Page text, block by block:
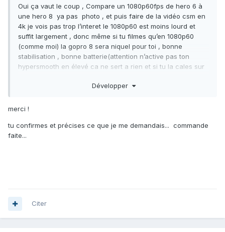
Oui ça vaut le coup , Compare un 1080p60fps de hero 6 à
une hero 8 ya pas photo , et puis faire de la vidéo csm en
4k je vois pas trop l’interet le 1080p60 est moins lourd et
suffit largement , donc même si tu filmes qu’en 1080p60
(comme moi) la gopro 8 sera niquel pour toi , bonne
stabilisation , bonne batterie(attention n’active pas ton
hypersmooth en élevé ca ne sert a rien et si tu la cales sur
qui fera aussi largement l’affaire mais bon la il y a une belle
Développer
merci !
tu confirmes et précises ce que je me demandais... commande
faite...
Citer